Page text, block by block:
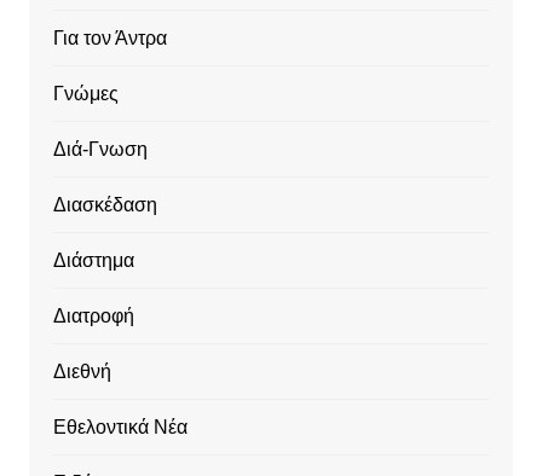
Για τον Άντρα
Γνώμες
Διά-Γνωση
Διασκέδαση
Διάστημα
Διατροφή
Διεθνή
Εθελοντικά Νέα